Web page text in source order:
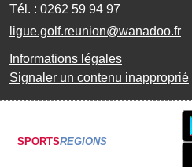
Tél. : 0262 59 94 97
ligue.golf.reunion@wanadoo.fr
Informations légales
Signaler un contenu inapproprié
SPORTSREGIONS